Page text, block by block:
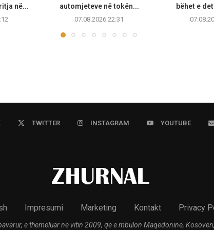
në...
automjeteve në tokën...
07.08.2026 22:31
bëhet e
TWITTER INSTAGRAM YOUTUBE
Impresumi Marketing Kontakt Privacy
e themeluar në vitin 2009, që e mbulon Maqedoninë,